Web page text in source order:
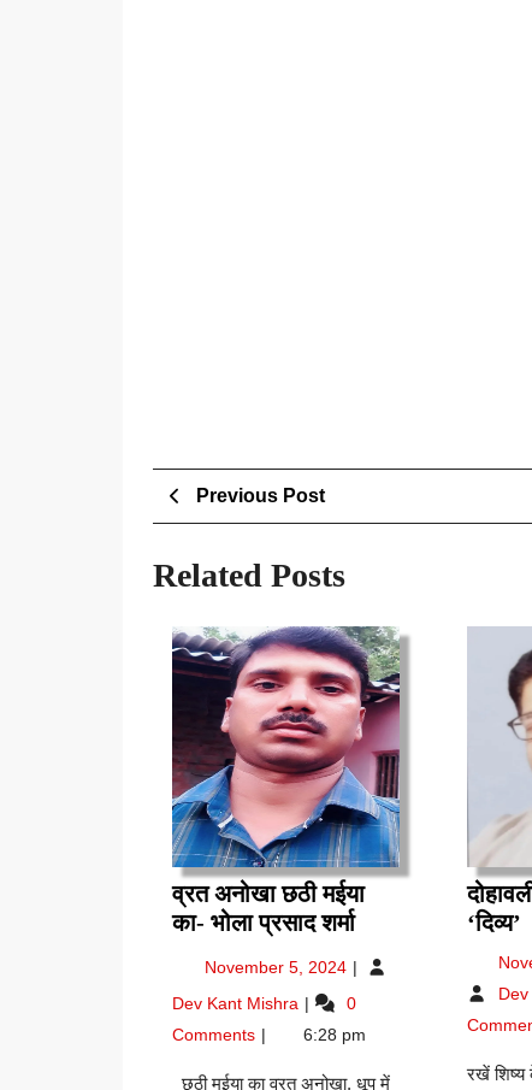
Post
navigation
Previous PostPrevious
Related Posts
व्रत अनोखा छठी मईया
का- भोला प्रसाद शर्माव्रत
छठी
मईया
का-
November 5, 2024 November
2024
Dev Kant Mishra व्रत
छठी
मईया
0
Comments
6:28 pm
छठी मईया का व्रत अनोखा, धूप में
‘दिव्य’
रखें